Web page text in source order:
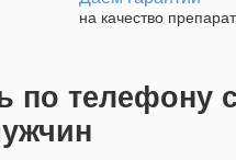
на качество
по телефону